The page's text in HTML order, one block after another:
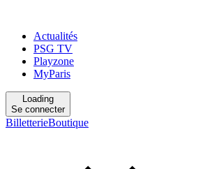
Actualités
PSG TV
Playzone
MyParis
Loading
Se connecter
BilletterieBoutique